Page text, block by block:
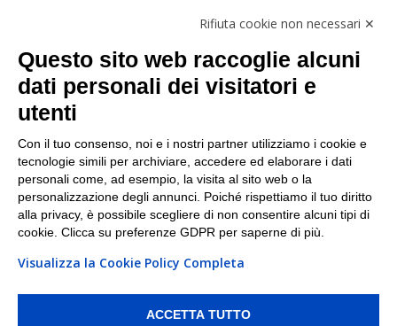
Facebook
Linkedin
I nostri punti di ritiro e spedizione pacchi nelle
maggiori città italiane
Torino|Milano|Roma|Bologna|Firenze| Genova
Napoli|Varese
PI/CF/N°Iscr.: 10821360012 | REA: RM 1494760 | Cap.Soc.: 50.000€ |
Whistleblowing|Privacy |Preferenze Cookies
Rifiuta cookie non necessari ✕
Questo sito web raccoglie alcuni
dati personali dei visitatori e
utenti
Con il tuo consenso, noi e i nostri partner utilizziamo i cookie e
tecnologie simili per archiviare, accedere ed elaborare i dati
personali come, ad esempio, la visita al sito web o la
personalizzazione degli annunci. Poiché rispettiamo il tuo diritto
alla privacy, è possibile scegliere di non consentire alcuni tipi di
cookie. Clicca su preferenze GDPR per saperne di più.
Visualizza la Cookie Policy Completa
ACCETTA TUTTO